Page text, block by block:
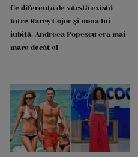
Ce diferență de vârstă există
între Rareș Cojoc și noua lui
iubită. Andreea Popescu era mai
mare decât el